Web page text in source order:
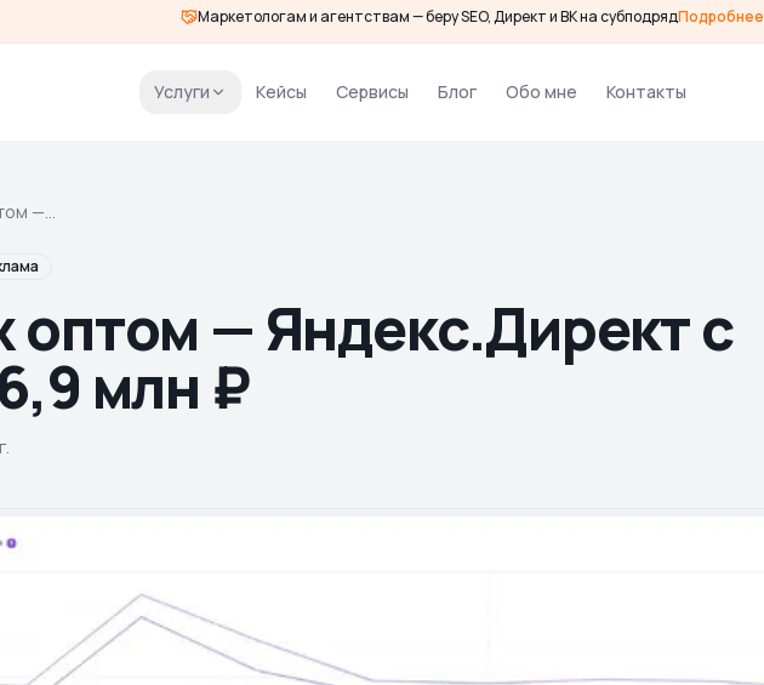
Маркетологам и агентствам — беру SEO, Директ и ВК на субподрядПодробнее
Услуги Кейсы Сервисы Блог Обо мне Контакты
—
оптом — Яндекс.Директ с
млн ₽